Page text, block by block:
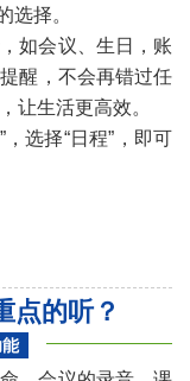
选择。
如会议、生日，账
醒，不会再错过任
让生活更高效。
选择“日程”，即可
点的听？